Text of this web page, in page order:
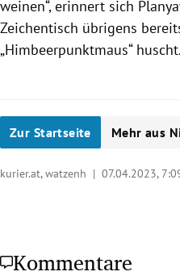
weinen“, erinnert sich
Zeichentisch übrigens
„Himbeerpunktmaus“ huscht.
Zur Startseite Mehr aus
kurier.at, watzenh | 07.04.2023,
Kommentare